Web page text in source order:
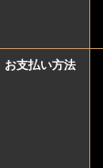
お支払い方法